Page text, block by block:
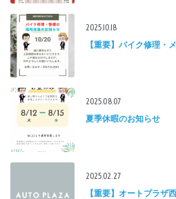
2025.10.18
【重要】バイク修理・
2025.08.07
夏季休暇のお知らせ
2025.02.27
【重要】オートプラ